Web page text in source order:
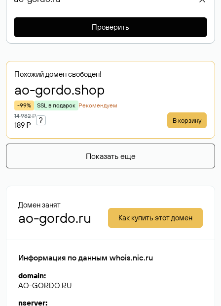
Проверить
Похожий домен свободен!
ao-gordo.shop
-99% SSL в подарок Рекомендуем
14 982 ₽
189 ₽
? В корзину
Показать еще
Домен занят
ao-gordo.ru Как купить этот домен
Информация по данным whois.nic.ru
domain:
AO-GORDO.RU
nserver: